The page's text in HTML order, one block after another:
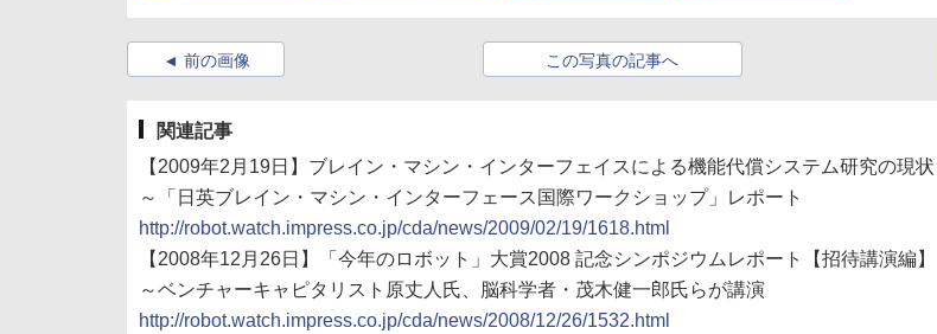
前の画像 この写真の記事へ
関連記事
【2009年2月19日】ブレイン・マシン・インターフェイスによる機能代償システム研究の現状
～「日英ブレイン・マシン・インターフェース国際ワークショップ」レポート
http://robot.watch.impress.co.jp/cda/news/2009/02/19/1618.html
【2008年12月26日】「今年のロボット」大賞2008 記念シンポジウムレポート【招待講演編】
～ベンチャーキャピタリスト原丈人氏、脳科学者・茂木健一郎氏らが講演
http://robot.watch.impress.co.jp/cda/news/2008/12/26/1532.html